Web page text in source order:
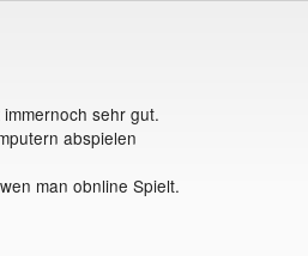
sehr gut.
abspielen
man obnline Spielt.